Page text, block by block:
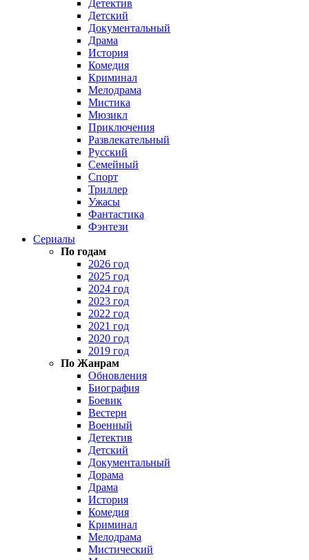
Детектив
Детский
Документальный
Драма
История
Комедия
Криминал
Мелодрама
Мистика
Мюзикл
Приключения
Развлекательный
Русский
Семейный
Спорт
Триллер
Ужасы
Фантастика
Фэнтези
Сериалы
По годам
2026 год
2025 год
2024 год
2023 год
2022 год
2021 год
2020 год
2019 год
По Жанрам
Обновления
Биография
Боевик
Вестерн
Военный
Детектив
Детский
Документальный
Дорама
Драма
История
Комедия
Криминал
Мелодрама
Мистический